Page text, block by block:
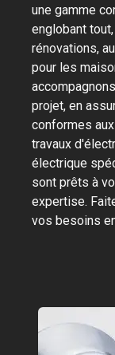
une gamme
englobant
rénovations,
pour les
projet, en
conformes
travaux
électrique
sont prêts à
expertise.
vos besoins